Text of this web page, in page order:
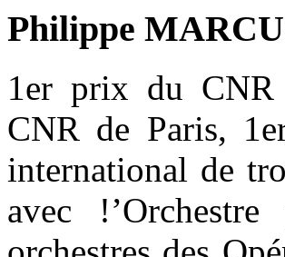
Philippe
1er prix du CNR
CNR de Paris,
international de
avec